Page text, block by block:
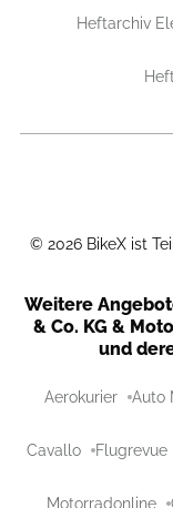
Heftarchiv
© 2026 BikeX ist
Weitere
& Co. KG &
und
Aerokurier Auto
Cavallo Flugrevue
Motorradonline